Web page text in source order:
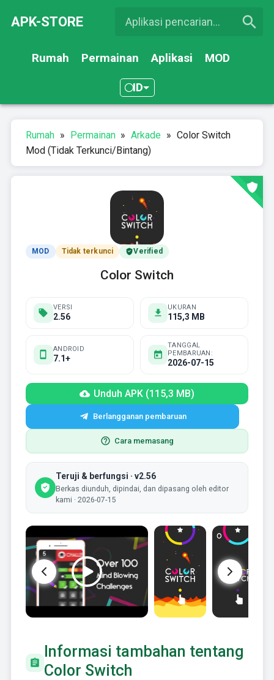
APK-STORE
Rumah Permainan Aplikasi MOD
ID
Rumah » Permainan » Arkade » Color Switch
Mod (Tidak Terkunci/Bintang)
MOD Tidak terkunci Verified
Color Switch
VERSI
2.56
UKURAN
115,3 MB
ANDROID
7.1+
TANGGAL
PEMBARUAN:
2026-07-15
Unduh APK (115,3 MB)
Berlangganan pembaruan
Cara memasang
Teruji & berfungsi · v2.56
Berkas diunduh, dipindai, dan dipasang oleh editor
kami · 2026-07-15
Informasi tambahan tentang
Color Switch